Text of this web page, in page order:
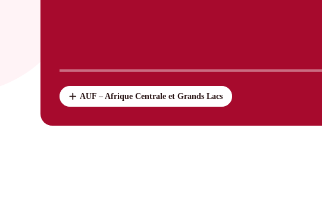
AUF – Afrique Centrale et Grands Lacs